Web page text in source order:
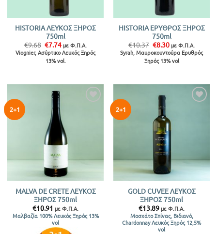
HISTORIA ΛΕΥΚΟΣ ΞΗΡΟΣ
750ml
€9.68 Original
price
was:
€9.68.
€7.74Η
τρέχουσα
τιμή
είναι:
με Φ.Π.Α.
Viognier, Ασύρτικο Λευκός Ξηρός
13% vol.
HISTORIA ΕΡΥΘΡΟΣ ΞΗΡΟΣ
750ml
€10.37 Original
price
was:
€10.37.
€8.30Η
τρέχουσα
τιμή
είναι:
με Φ.Π.Α.
Syrah, Μαυροκουντούρα Ερυθρός
Ξηρός 13% vol
2+1
MALVA DE CRETE ΛΕΥΚΟΣ
ΞΗΡΟΣ 750ml
€10.91 με Φ.Π.Α.
Μαλβαζία 100% Λευκός Ξηρός 13%
vol
2+1
GOLD CUVEE ΛΕΥΚΟΣ
ΞΗΡΟΣ 750ml
€13.89 με Φ.Π.Α.
Μοσχάτο Σπίνας, Βιδιανό,
Chardonnay Λευκός Ξηρός 12,5%
vol